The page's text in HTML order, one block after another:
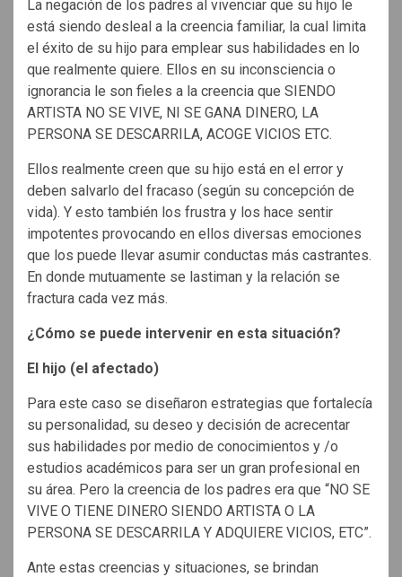
La negación de los padres al vivenciar que su hijo le
está siendo desleal a la creencia familiar, la cual limita
el éxito de su hijo para emplear sus habilidades en lo
que realmente quiere. Ellos en su inconsciencia o
ignorancia le son fieles a la creencia que SIENDO
ARTISTA NO SE VIVE, NI SE GANA DINERO, LA
PERSONA SE DESCARRILA, ACOGE VICIOS ETC.
Ellos realmente creen que su hijo está en el error y
deben salvarlo del fracaso (según su concepción de
vida). Y esto también los frustra y los hace sentir
impotentes provocando en ellos diversas emociones
que los puede llevar asumir conductas más castrantes.
En donde mutuamente se lastiman y la relación se
fractura cada vez más.
¿Cómo se puede intervenir en esta situación?
El hijo (el afectado)
Para este caso se diseñaron estrategias que fortalecía
su personalidad, su deseo y decisión de acrecentar
sus habilidades por medio de conocimientos y /o
estudios académicos para ser un gran profesional en
su área. Pero la creencia de los padres era que “NO SE
VIVE O TIENE DINERO SIENDO ARTISTA O LA
PERSONA SE DESCARRILA Y ADQUIERE VICIOS, ETC”.
Ante estas creencias y situaciones, se brindan